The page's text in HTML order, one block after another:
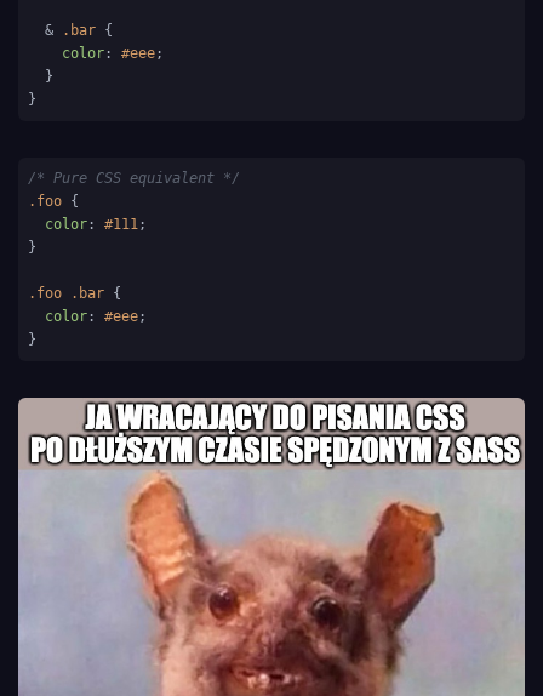
  &
.bar {
color : #eee ;
}
/* Pure CSS equivalent */
.foo {
color : #111 ;
}
.foo .bar {
color : #eee ;
}